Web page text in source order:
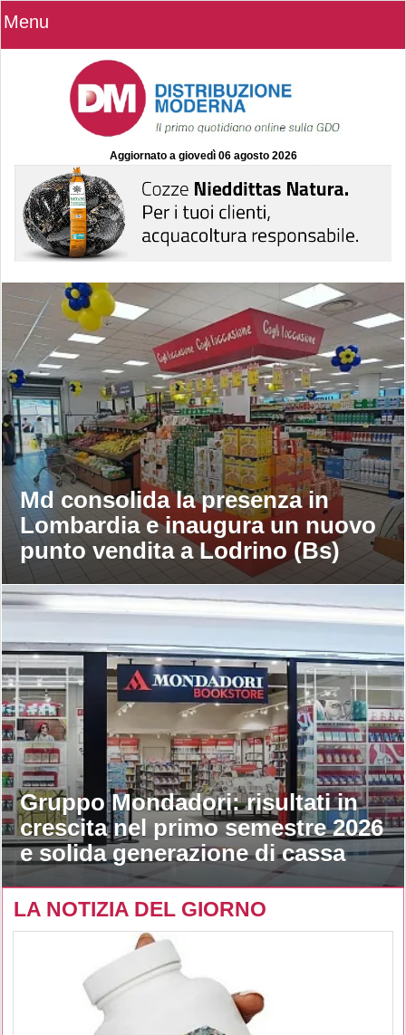
Menu
Aggiornato a giovedì 06 agosto 2026
Md consolida la presenza in
Lombardia e inaugura un nuovo
punto vendita a Lodrino (Bs)
Gruppo Mondadori: risultati in
crescita nel primo semestre 2026
e solida generazione di cassa
LA NOTIZIA DEL GIORNO